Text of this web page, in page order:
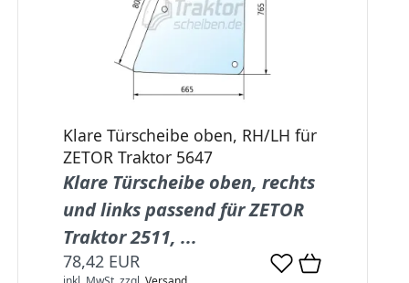
Klare Türscheibe oben, RH/LH für
ZETOR Traktor 5647
Klare Türscheibe oben, rechts
und links passend für ZETOR
Traktor 2511, ...
78,42 EUR